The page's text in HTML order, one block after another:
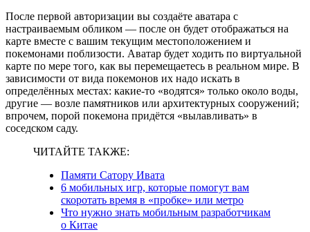
После первой авторизации вы создаёте аватара с
настраиваемым обликом — после он будет отображаться на
карте вместе с вашим текущим местоположением и
покемонами поблизости. Аватар будет ходить по виртуальной
карте по мере того, как вы перемещаетесь в реальном мире. В
зависимости от вида покемонов их надо искать в
определённых местах: какие-то «водятся» только около воды,
другие — возле памятников или архитектурных сооружений;
впрочем, порой покемона придётся «вылавливать» в
соседском саду.
ЧИТАЙТЕ ТАКЖЕ:
Памяти Сатору Ивата
6 мобильных игр, которые помогут вам
скоротать время в «пробке» или метро
Что нужно знать мобильным разработчикам
о Китае